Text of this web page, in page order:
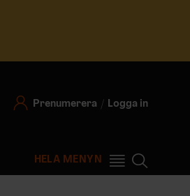
Prenumerera Logga in
HELA MENYN